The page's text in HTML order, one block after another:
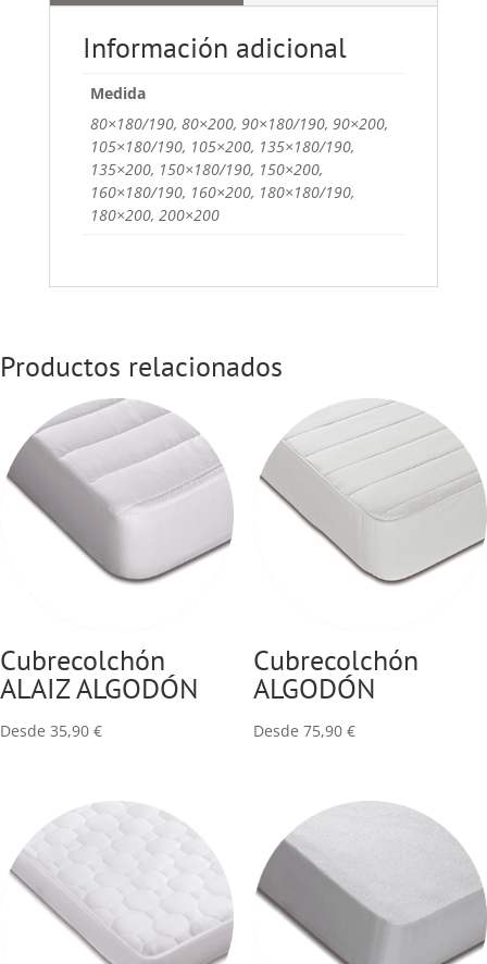
Información adicional
Medida
80×180/190, 80×200, 90×180/190, 90×200,
105×180/190, 105×200, 135×180/190,
135×200, 150×180/190, 150×200,
160×180/190, 160×200, 180×180/190,
180×200, 200×200
Productos relacionados
Cubrecolchón
ALAIZ ALGODÓN
Desde 35,90 €
Cubrecolchón
ALGODÓN
Desde 75,90 €